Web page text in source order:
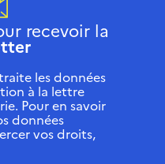
recevoir la
les données
à la lettre
Pour en savoir
données
vos droits,